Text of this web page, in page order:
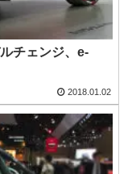
チェンジ、e-
2018.01.02